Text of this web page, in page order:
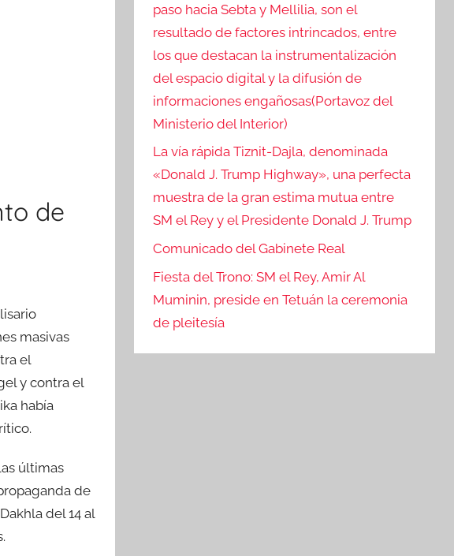
de
masivas
el
y contra el
había
últimas
de
del 14 al
paso hacia Sebta y Mellilia, son el
resultado de factores intrincados, entre
los que destacan la instrumentalización
del espacio digital y la difusión de
informaciones engañosas(Portavoz del
Ministerio del Interior)
La vía rápida Tiznit-Dajla, denominada
«Donald J. Trump Highway», una perfecta
muestra de la gran estima mutua entre
SM el Rey y el Presidente Donald J. Trump
Comunicado del Gabinete Real
Fiesta del Trono: SM el Rey, Amir Al
Muminin, preside en Tetuán la ceremonia
de pleitesía